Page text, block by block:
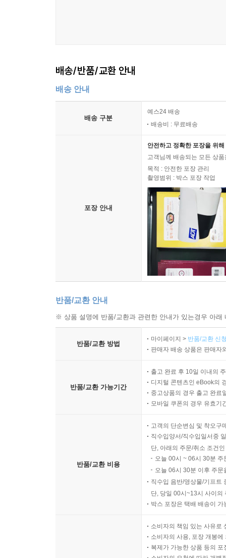
배송/반품/교환 안내
배송 안내
배송 구분
예스24 배송
배송비 : 무료배송
포장 안내
안전하고 정확한 포장을 위
고객님께 배송되는 모든 상
목적 : 안전한 포장 관리
촬영범위 : 박스 포장 작업
반품/교환 안내
※ 상품 설명에 반품/교환과 관련한 안내가 있는경우 아
반품/교환 방법
마이페이지 > 반품/교환 신
판매자 배송 상품은 판매자
반품/교환 가능기간
출고 완료 후 10일 이내의
디지털 콘텐츠인 eBook의
중고상품의 경우 출고 완료
모바일 쿠폰의 경우 유효기
반품/교환 비용
고객의 단순변심 및 착오구
직수입양서/직수입일서중
단, 아래의 주문/취소 조건
오늘 00시 ~ 06시 30분
오늘 06시 30분 이후 주
직수입 음반/영상물/기프트
단, 당일 00시~13시 사이의
박스 포장은 택배 배송이
소비자의 책임 있는 사유로
소비자의 사용, 포장 개봉
복제가 가능한 상품 등의